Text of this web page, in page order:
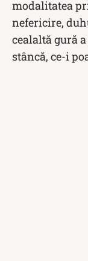
modalitatea
nefericire,
cealaltă gură
stâncă, ce-i